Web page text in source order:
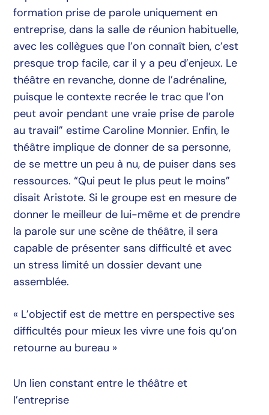
formation prise de parole uniquement en
entreprise, dans la salle de réunion habituelle,
avec les collègues que l’on connaît bien, c’est
presque trop facile, car il y a peu d’enjeux. Le
théâtre en revanche, donne de l’adrénaline,
puisque le contexte recrée le trac que l’on
peut avoir pendant une vraie prise de parole
au travail” estime Caroline Monnier. Enfin, le
théâtre implique de donner de sa personne,
de se mettre un peu à nu, de puiser dans ses
ressources. “Qui peut le plus peut le moins”
disait Aristote. Si le groupe est en mesure de
donner le meilleur de lui-même et de prendre
la parole sur une scène de théâtre, il sera
capable de présenter sans difficulté et avec
un stress limité un dossier devant une
assemblée.
« L’objectif est de mettre en perspective ses
difficultés pour mieux les vivre une fois qu’on
retourne au bureau »
Un lien constant entre le théâtre et
l’entreprise